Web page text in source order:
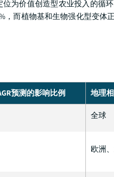
为价值创造型农业投入的循
而植物基和生物强化型变体
预测的影响比例 地理
全球
欧洲